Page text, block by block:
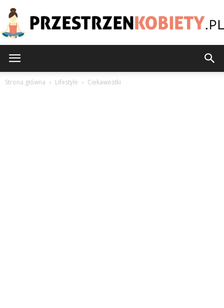
Strona główna Lifestyle Ciekawostki